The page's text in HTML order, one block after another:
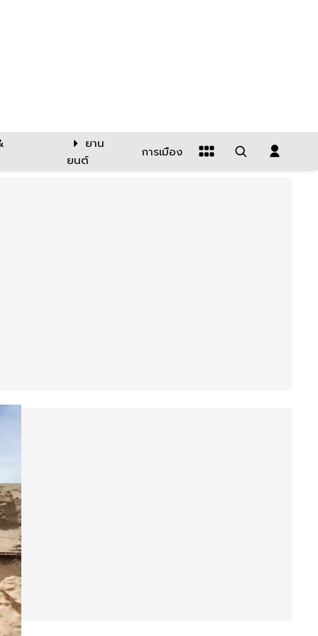
ยาน
ยนต์
การเมือง